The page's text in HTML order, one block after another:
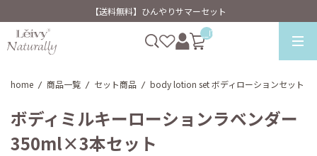
【送料無料】ひんやりサマーセット
__ITM_CNT__
home / 商品一覧 / セット商品 / body lotion set ボディローションセット
ボディミルキーローションラベンダー
350ml×3本セット